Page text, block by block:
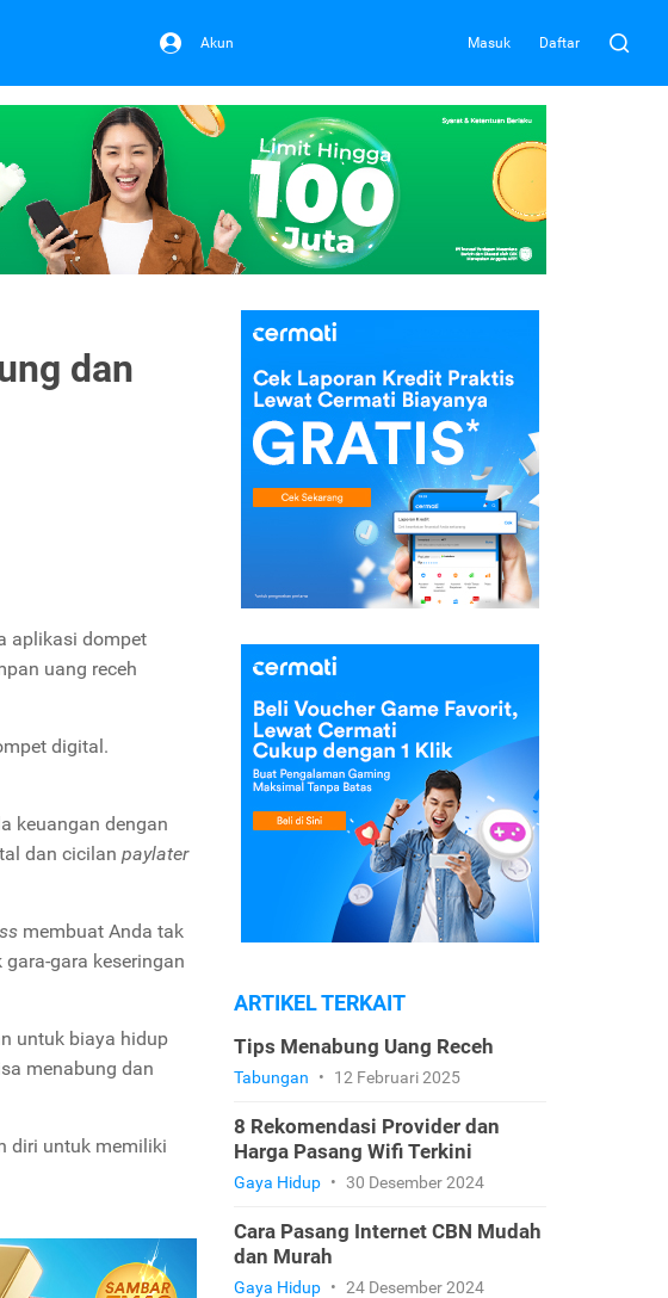
Akun Masuk Daftar
dan
aplikasi dompet
uang receh
digital.
keuangan dengan
dan cicilan paylater
membuat Anda tak
gara keseringan
untuk biaya hidup
menabung dan
diri untuk memiliki
ARTIKEL TERKAIT
Tips Menabung Uang Receh
Tabungan • 12 Februari 2025
8 Rekomendasi Provider dan
Harga Pasang Wifi Terkini
Gaya Hidup • 30 Desember 2024
Cara Pasang Internet CBN Mudah
dan Murah
Gaya Hidup • 24 Desember 2024